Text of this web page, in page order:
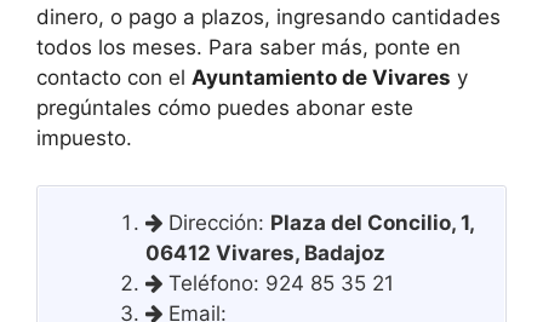
dinero, o pago a plazos, ingresando cantidades
todos los meses. Para saber más, ponte en
contacto con el Ayuntamiento de Vivares y
pregúntales cómo puedes abonar este
impuesto.
Dirección: Plaza del Concilio, 1,
06412 Vivares, Badajoz
Teléfono: 924 85 35 21
Email: